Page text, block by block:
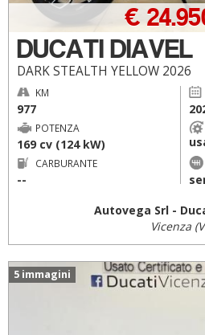
DUCATI DIAVEL
DARK STEALTH YELLOW 2026
€
KM
977
POTENZA
169 cv (124 kW)
CARBURANTE
--
Autovega Srl -
Vicenza
5 immagini